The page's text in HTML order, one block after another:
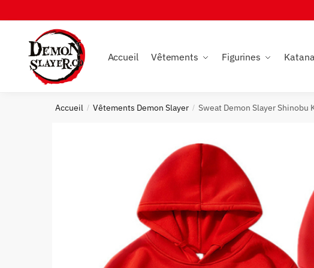
to
navigation
to
Accueil Vêtements Figurines
Accueil / Vêtements Demon Slayer / Sweat Demon Slayer Shinobu